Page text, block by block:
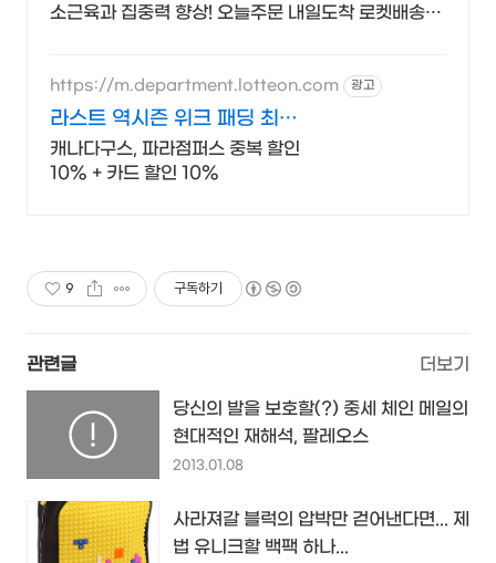
소근육과 집중력 향상! 오늘주문 내일도착 로켓배송으
https://m.department.lotteon.com 광고
라스트 역시즌 위크 패딩 최대
74% 할인
캐나다구스, 파라점퍼스 중복 할인
10% + 카드 할인 10%
9 구독하기
관련글 더보기
당신의 발을 보호할(?) 중세 체인 메일의
현대적인 재해석, 팔레오스
2013.01.08
사라져갈 블럭의 압박만 걷어낸다면... 제
법 유니크할 백팩 하나...